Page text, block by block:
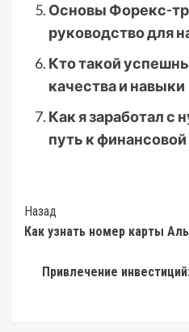
Основы Форекс-
руководство для
Кто такой
качества и навыки
Как я заработал с
путь к
Post
Navigation
Назад
Как узнать номер карты
Привлечение